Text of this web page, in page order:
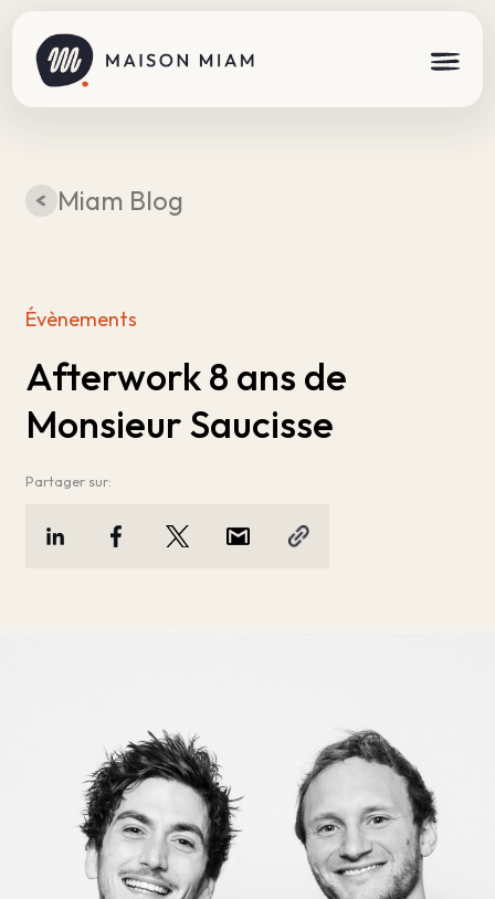
Miam Blog
Évènements
Afterwork 8 ans de
Monsieur Saucisse
Partager sur: